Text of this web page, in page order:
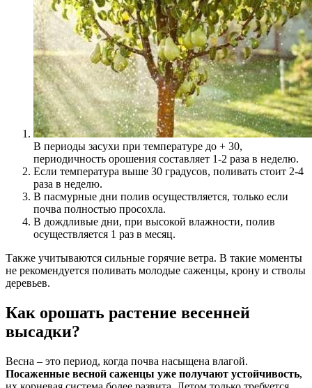
В периоды засухи при температуре до + 30,
периодичность орошения составляет 1-2 раза в неделю.
Если температура выше 30 градусов, поливать стоит 2-4
раза в неделю.
В пасмурные дни полив осуществляется, только если
почва полностью просохла.
В дождливые дни, при высокой влажности, полив
осуществляется 1 раз в месяц.
Также учитываются сильные горячие ветра. В такие моменты
не рекомендуется поливать молодые саженцы, крону и стволы
деревьев.
Как орошать растение весенней
высадки?
Весна – это период, когда почва насыщена влагой.
Посаженные весной саженцы уже получают устойчивость,